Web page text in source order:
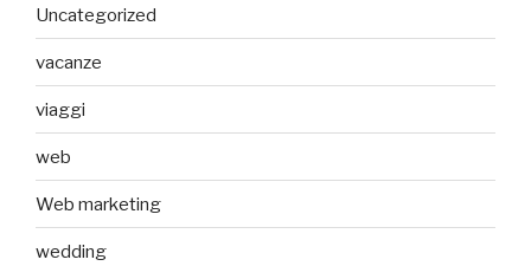
Uncategorized
vacanze
viaggi
web
Web marketing
wedding